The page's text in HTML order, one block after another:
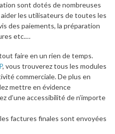
sont dotés de nombreuses
les utilisateurs de toutes les
des paiements, la préparation
etc.…
faire en un rien de temps.
, vous trouverez tous les modules
commerciale. De plus en
mettre en évidence
d’une accessibilité de n’importe
factures finales sont envoyées